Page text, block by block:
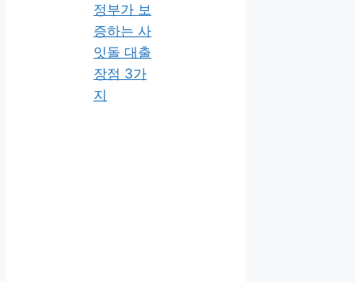
정부가 보
증하는 사
잇돌 대출
장점 3가
지